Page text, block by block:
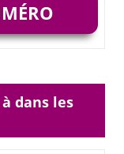
dans les